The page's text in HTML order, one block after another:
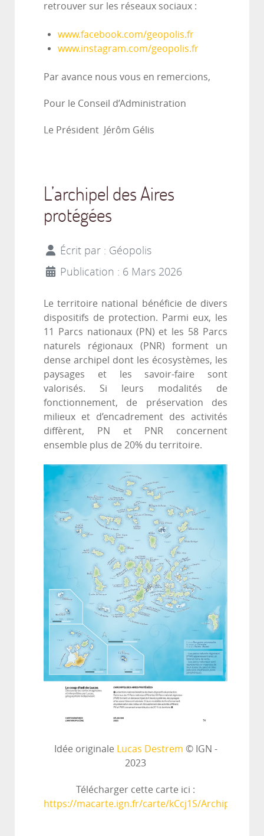
retrouver sur les réseaux sociaux :
www.facebook.com/geopolis.fr
www.instagram.com/geopolis.fr
Par avance nous vous en remercions,
Pour le Conseil d’Administration
Le Président Jérôm Gélis
L’archipel des Aires
protégées
Écrit par : Géopolis
Publication : 6 Mars 2026
Le territoire national bénéficie de divers
dispositifs de protection. Parmi eux, les
11 Parcs nationaux (PN) et les 58 Parcs
naturels régionaux (PNR) forment un
dense archipel dont les écosystèmes, les
paysages et les savoir-faire sont
valorisés. Si leurs modalités de
fonctionnement, de préservation des
milieux et d’encadrement des activités
diffèrent, PN et PNR concernent
ensemble plus de 20% du territoire.
Idée originale Lucas Destrem © IGN -
2023
Télécharger cette carte ici :
https://macarte.ign.fr/carte/kCcj1S/Archipel